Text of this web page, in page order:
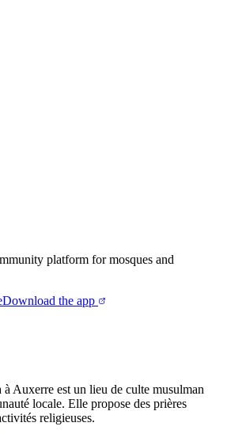
platform for mosques and
Download the app
Auxerre est un lieu de culte musulman
locale. Elle propose des prières
religieuses.